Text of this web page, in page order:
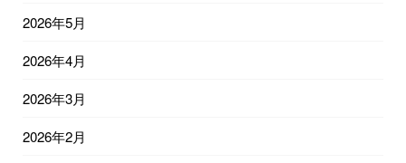
2026年5月
2026年4月
2026年3月
2026年2月